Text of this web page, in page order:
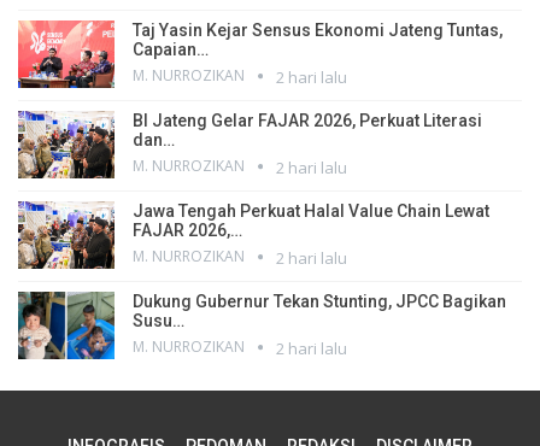
Taj Yasin Kejar Sensus Ekonomi Jateng Tuntas,
Capaian…
M. NURROZIKAN 2 hari lalu
BI Jateng Gelar FAJAR 2026, Perkuat Literasi
dan…
M. NURROZIKAN 2 hari lalu
Jawa Tengah Perkuat Halal Value Chain Lewat
FAJAR 2026,…
M. NURROZIKAN 2 hari lalu
Dukung Gubernur Tekan Stunting, JPCC Bagikan
Susu…
M. NURROZIKAN 2 hari lalu